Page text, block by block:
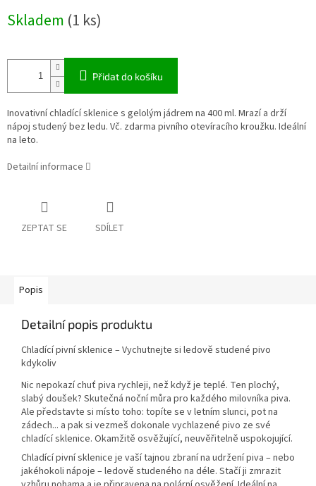
cena:
Skladem (1 ks)
Přidat do košíku
Inovativní chladící sklenice s gelolým jádrem na 400 ml. Mrazí a drží
nápoj studený bez ledu. Vč. zdarma pivního otevíracího kroužku. Ideální
na leto.
Detailní informace
ZEPTAT SE SDÍLET
Popis
Detailní popis produktu
Chladící pivní sklenice – Vychutnejte si ledově studené pivo
kdykoliv
Nic nepokazí chuť piva rychleji, než když je teplé. Ten plochý,
slabý doušek? Skutečná noční můra pro každého milovníka piva.
Ale představte si místo toho: topíte se v letním slunci, pot na
zádech... a pak si vezmeš dokonale vychlazené pivo ze své
chladící sklenice. Okamžitě osvěžující, neuvěřitelně uspokojující.
Chladící pivní sklenice je vaší tajnou zbraní na udržení piva – nebo
jakéhokoli nápoje – ledově studeného na déle. Stačí ji zmrazit